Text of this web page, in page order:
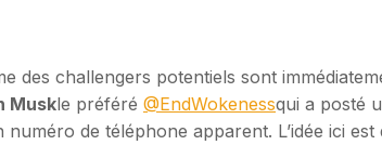
des challengers potentiels sont
Muskle préféré @EndWokenessqui a posté
numéro de téléphone apparent. L’idée ici